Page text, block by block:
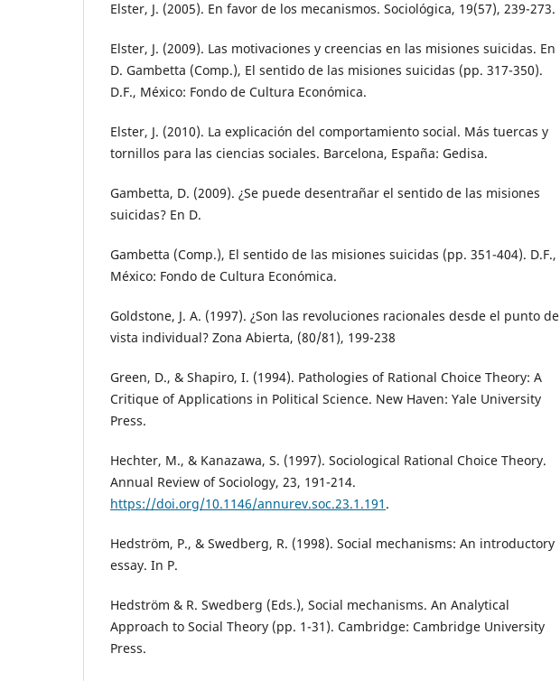
Elster, J. (2005). En favor de los mecanismos. Sociológica, 19(57), 239-273.
Elster, J. (2009). Las motivaciones y creencias en las misiones suicidas. En
D. Gambetta (Comp.), El sentido de las misiones suicidas (pp. 317-350).
D.F., México: Fondo de Cultura Económica.
Elster, J. (2010). La explicación del comportamiento social. Más tuercas y
tornillos para las ciencias sociales. Barcelona, España: Gedisa.
Gambetta, D. (2009). ¿Se puede desentrañar el sentido de las misiones
suicidas? En D.
Gambetta (Comp.), El sentido de las misiones suicidas (pp. 351-404). D.F.,
México: Fondo de Cultura Económica.
Goldstone, J. A. (1997). ¿Son las revoluciones racionales desde el punto de
vista individual? Zona Abierta, (80/81), 199-238
Green, D., & Shapiro, I. (1994). Pathologies of Rational Choice Theory: A
Critique of Applications in Political Science. New Haven: Yale University
Press.
Hechter, M., & Kanazawa, S. (1997). Sociological Rational Choice Theory.
Annual Review of Sociology, 23, 191-214.
https://doi.org/10.1146/annurev.soc.23.1.191 .
Hedström, P., & Swedberg, R. (1998). Social mechanisms: An introductory
essay. In P.
Hedström & R. Swedberg (Eds.), Social mechanisms. An Analytical
Approach to Social Theory (pp. 1-31). Cambridge: Cambridge University
Press.